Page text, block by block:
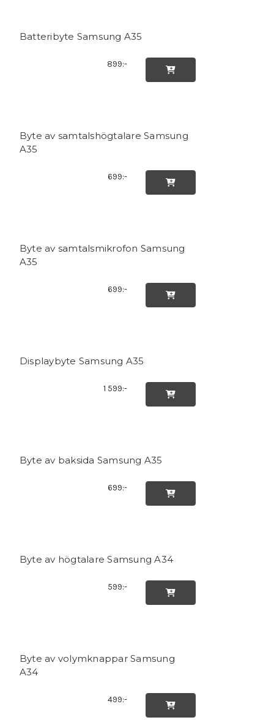
Batteribyte Samsung A35
899:-

Byte av samtalshögtalare Samsung
A35
699:-

Byte av samtalsmikrofon Samsung
A35
699:-

Displaybyte Samsung A35
1 599:-

Byte av baksida Samsung A35
699:-

Byte av högtalare Samsung A34
599:-

Byte av volymknappar Samsung
A34
499:-
